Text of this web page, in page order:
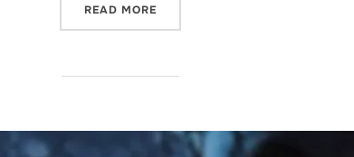
READ MORE